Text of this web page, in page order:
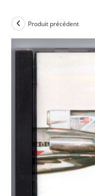
Produit précédent